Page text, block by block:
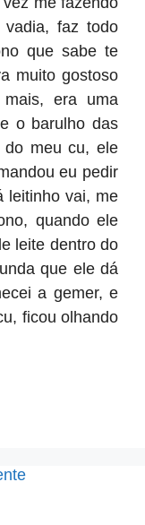
faz todo
que sabe te
muito gostoso
era uma
o barulho das
do meu cu, ele
eu pedir
leitinho vai, me
quando ele
leite dentro do
que ele dá
a gemer, e
ficou olhando